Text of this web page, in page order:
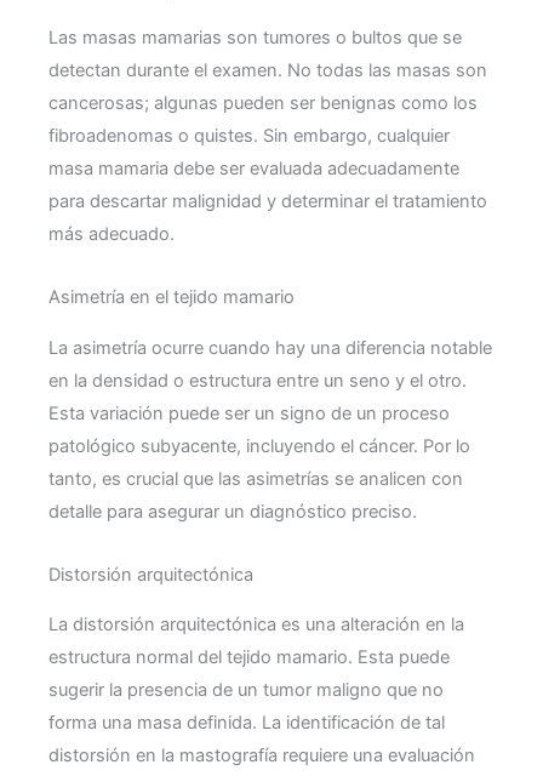
Las masas mamarias son tumores o bultos que se
detectan durante el examen. No todas las masas son
cancerosas; algunas pueden ser benignas como los
fibroadenomas o quistes. Sin embargo, cualquier
masa mamaria debe ser evaluada adecuadamente
para descartar malignidad y determinar el tratamiento
más adecuado.
Asimetría en el tejido mamario
La asimetría ocurre cuando hay una diferencia notable
en la densidad o estructura entre un seno y el otro.
Esta variación puede ser un signo de un proceso
patológico subyacente, incluyendo el cáncer. Por lo
tanto, es crucial que las asimetrías se analicen con
detalle para asegurar un diagnóstico preciso.
Distorsión arquitectónica
La distorsión arquitectónica es una alteración en la
estructura normal del tejido mamario. Esta puede
sugerir la presencia de un tumor maligno que no
forma una masa definida. La identificación de tal
distorsión en la mastografía requiere una evaluación